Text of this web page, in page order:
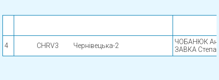
4 CHRV3 Чернівецька-2
ЧОБАНЮК
ЗАВКА